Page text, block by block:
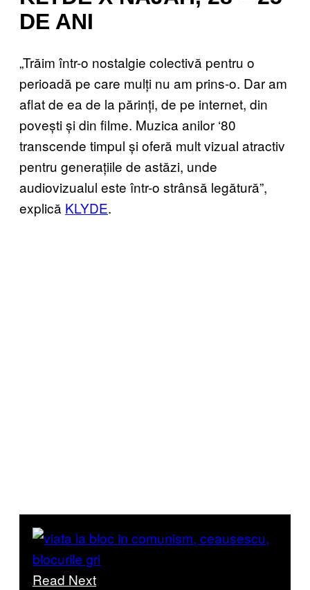
DE ANI
„Trăim într-o nostalgie colectivă pentru o
perioadă pe care mulți nu am prins-o. Dar am
aflat de ea de la părinți, de pe internet, din
povești și din filme. Muzica anilor ‘80
transcende timpul și oferă mult vizual atractiv
pentru generațiile de astăzi, unde
audiovizualul este într-o strânsă legătură”,
explică KLYDE.
Read Next